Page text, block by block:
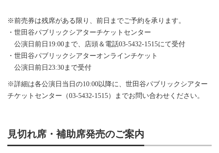
※前売券は残席がある限り、前日までご予約を承ります。
・世田谷パブリックシアターチケットセンター
公演日前日19:00まで、店頭＆電話03-5432-1515にて受付
・世田谷パブリックシアターオンラインチケット
公演日前日23:30まで受付
※詳細は各公演日当日の10:00以降に、世田谷パブリックシアター
チケットセンター（03-5432-1515）までお問い合わせください。
見切れ席・補助席発売のご案内